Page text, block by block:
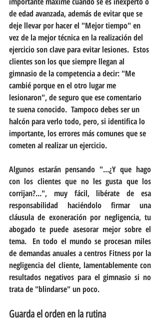
de edad avanzada, además de evitar que se
deje llevar por hacer el "Mejor tiempo" en
vez de la mejor técnica en la realización del
ejercicio son clave para evitar lesiones.  Estos
clientes son los que siempre llegan al
gimnasio de la competencia a decir: "Me
cambié porque en el otro lugar me
lesionaron", de seguro que ese comentario
te suena conocido.  Tampoco debes ser un
halcón para verlo todo, pero, si identifica lo
importante, los errores más comunes que se
cometen al realizar un ejercicio.
Algunos estarán pensando "...¿Y que hago
con los clientes que no les gusta que los
corrijan?...", muy fácil, libérate de esa
responsabilidad haciéndolo firmar una
cláusula de exoneración por negligencia, tu
abogado te puede asesorar mejor sobre el
tema.  En todo el mundo se procesan miles
de demandas anuales a centros Fitness por la
negligencia del cliente, lamentablemente con
resultados negativos para el gimnasio si no
trata de "blindarse" un poco.
Guarda el orden en la rutina